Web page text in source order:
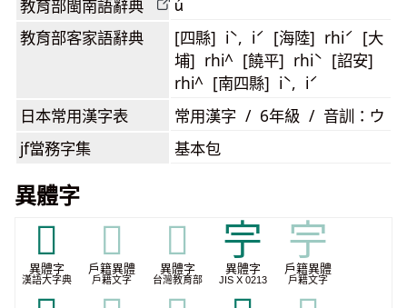
教育部閩南語辭典
教育部客家語辭典
[四縣] iˋ, iˊ [海陸] rhiˊ [大
埔] rhi^ [饒平] rhiˋ [詔安]
rhi^ [南四縣] iˋ, iˊ
日本常用漢字表 常用漢字 / 6年級 / 音訓：ウ
jf當務字集 基本包
異體字
𠨯
異體字
漢語大字典
𠨯
戶籍異體
戶籍文字
𠨯
異體字
台灣教育部
𡧃
異體字
JIS X 0213
𡧃
戶籍異體
戶籍文字